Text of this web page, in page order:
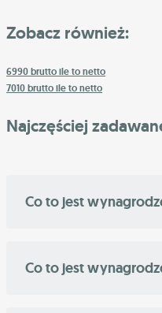
Zobacz również:
6990 brutto ile to netto
7010 brutto ile to netto
Najczęściej
Co to jest
Co to jest